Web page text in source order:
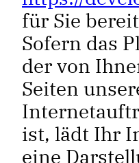
für Sie
Sofern das
der von
Seiten
ist, lädt Ihr
eine